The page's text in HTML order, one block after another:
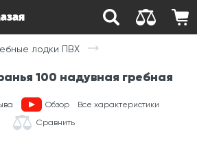
лодки ПВХ
100 надувная гребная
Обзор
Все характеристики
Сравнить